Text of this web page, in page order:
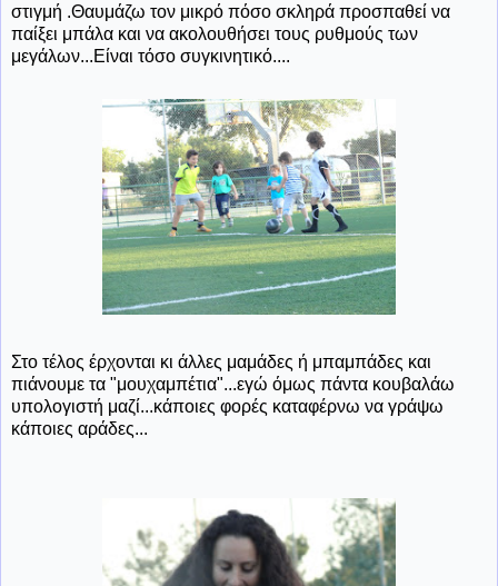
στιγμή .Θαυμάζω τον μικρό πόσο σκληρά προσπαθεί να
παίξει μπάλα και να ακολουθήσει τους ρυθμούς των
μεγάλων...Είναι τόσο συγκινητικό....
Στο τέλος έρχονται κι άλλες μαμάδες ή μπαμπάδες και
πιάνουμε τα "μουχαμπέτια"...εγώ όμως πάντα κουβαλάω
υπολογιστή μαζί...κάποιες φορές καταφέρνω να γράψω
κάποιες αράδες...